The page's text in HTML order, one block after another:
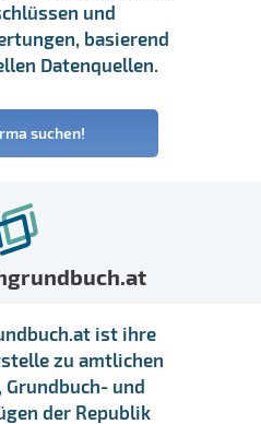
und
basierend
Datenquellen.
suchen!
ist ihre
zu amtlichen
Grundbuch- und
der Republik